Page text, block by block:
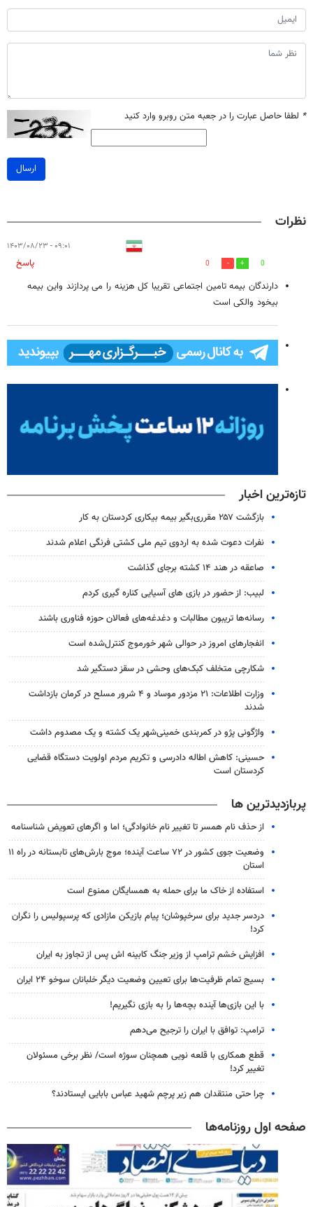
* لطفا حاصل عبارت را در جعبه متن روبرو وارد کنید
ارسال
نظرات
۰۹:۰۱ - ۱۴۰۳/۰۸/۲۳
0
0
پاسخ
دارندگان بیمه تامین اجتماعی تقریبا کل هزینه را می پردازند واین بیمه
بیخود والکی است
تازه‌ترین اخبار
بازگشت ۲۵۷ مقرری‌بگیر بیمه بیکاری کردستان به کار
نفرات دعوت شده به اردوی تیم ملی کشتی فرنگی اعلام شدند
صاعقه در هند ۱۴ کشته برجای گذاشت
لبیب: از حضور در بازی های آسیایی کناره گیری کردم
رسانه‌ها تریبون مطالبات و دغدغه‌های فعالان حوزه فناوری باشند
انفجارهای امروز در حوالی شهر خورموج کنترل‌شده است
شکارچی متخلف کبک‌های وحشی در سقز دستگیر شد
وزارت اطلاعات: ۲۱ مزدور موساد و ۴ شرور مسلح در کرمان بازداشت
شدند
واژگونی پژو در کمربندی خمینی‌شهر یک کشته و یک مصدوم داشت
حسینی: کاهش اطاله دادرسی و تکریم مردم اولویت دستگاه قضایی
کردستان است
پربازدیدترین ها
از حذف نام همسر تا تغییر نام خانوادگی؛ اما و اگرهای تعویض شناسنامه
وضعیت جوی کشور در ۷۲ ساعت آینده؛ موج بارش‌های تابستانه در راه ۱۱
استان
استفاده از خاک ما برای حمله به همسایگان ممنوع است
دردسر جدید برای سرخپوشان؛ پیام بازیکن مازادی که پرسپولیس را نگران
کرد!
افزایش خشم ترامپ از وزیر جنگ کابینه اش پس از تجاوز به ایران
بسیج تمام ظرفیت‌ها برای تعیین وضعیت دیگر خلبانان سوخو ۲۴ ایران
با این بازی‌ها آینده بچه‌ها را به بازی نگیریم!
ترامپ: توافق با ایران را ترجیح می‌دهم
قطع همکاری با قلعه نویی همچنان سوژه است/ نظر برخی مسئولان
تغییر کرد!
چرا حتی منتقدان هم زیر پرچم شهید عباس بابایی ایستادند؟
صفحه اول روزنامه‌ها